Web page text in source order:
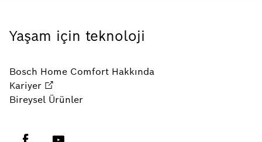
Yaşam için teknoloji
Bosch Home Comfort Hakkında
Kariyer
Bireysel Ürünler